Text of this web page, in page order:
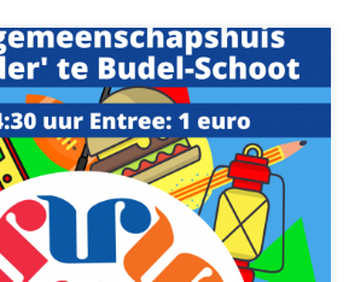
2 weken onze jaarlijkse rommelmarkt
niet doorgaan. We hebben deze
op zondag 13 september
een rommelmarkt houden in Budel-
je agenda!